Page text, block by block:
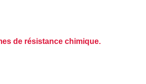
de résistance chimique.